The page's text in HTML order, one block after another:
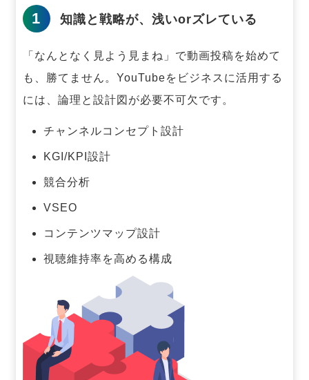
1 知識と戦略が、浅いorズレている
「なんとなく見よう見まね」で動画投稿を始めて
も、勝てません。 YouTubeをビジネスに活用する
には、論理と設計図が必要不可欠です。
チャンネルコンセプト設計
KGI/KPI設計
競合分析
VSEO
コンテンツマップ設計
視聴維持率を高める構成